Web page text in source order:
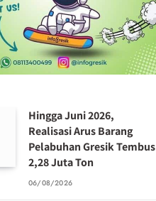
Hingga Juni 2026,
Realisasi Arus Barang
Pelabuhan Gresik Tembus
2,28 Juta Ton
06/08/2026